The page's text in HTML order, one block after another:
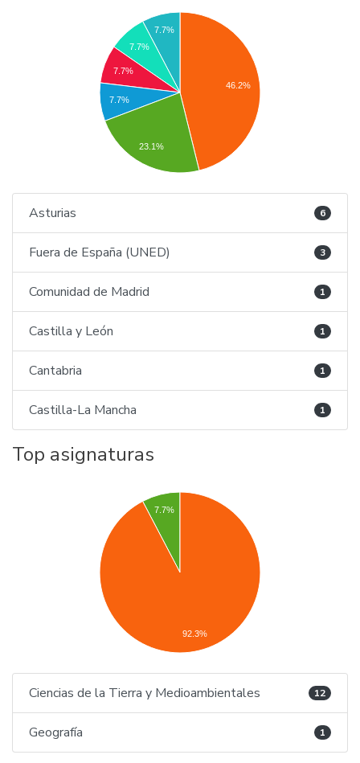
46.2%
7.7%
7.7%
7.7%
7.7%
23.1%
Asturias 6
Fuera de España (UNED) 3
Comunidad de Madrid 1
Castilla y León 1
Cantabria 1
Castilla-La Mancha 1
Top asignaturas
7.7%
92.3%
Ciencias de la Tierra y Medioambientales 12
Geografía 1